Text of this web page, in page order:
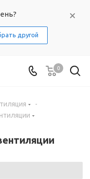
другой
0
-